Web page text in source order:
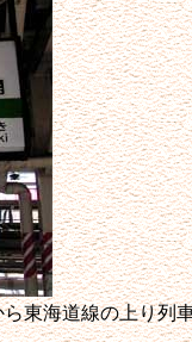
東海道線の上り列